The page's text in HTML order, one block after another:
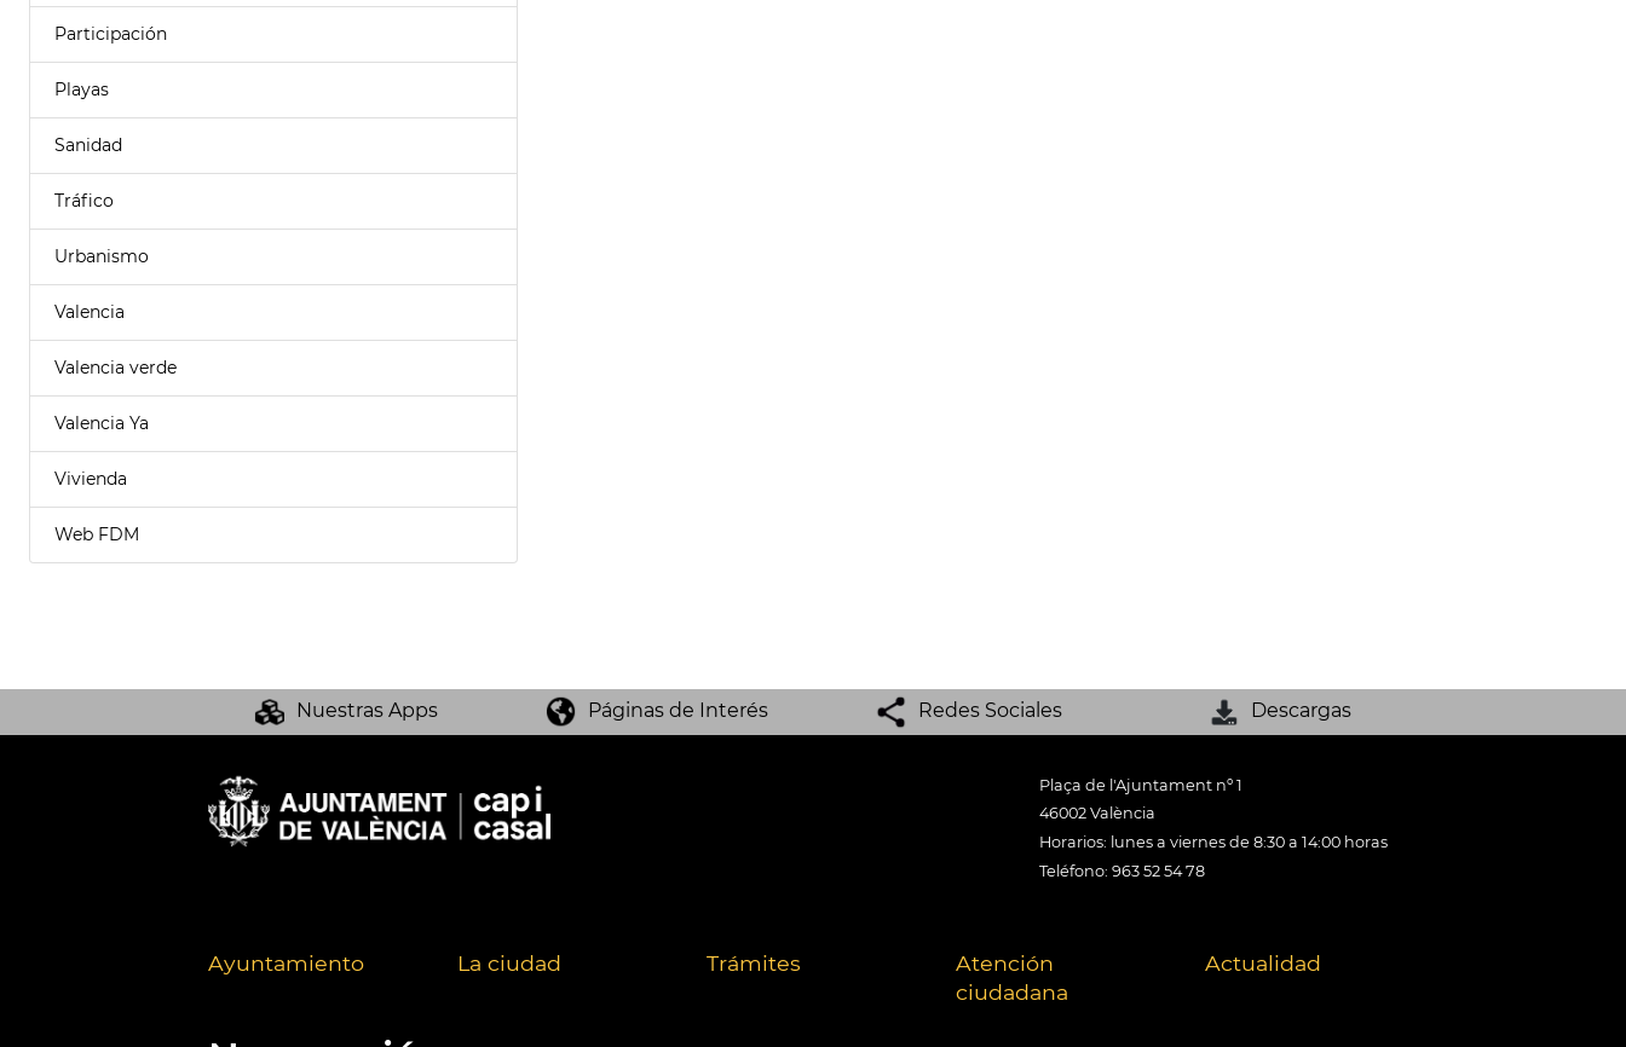
Participación
Playas
Sanidad
Tráfico
Urbanismo
Valencia
Valencia verde
Valencia Ya
Vivienda
Web FDM
Nuestras Apps Páginas de Interés Redes Sociales Descargas
Plaça de l'Ajuntament nº 1
46002 València
Horarios: lunes a viernes de 8:30 a 14:00 horas
Teléfono: 963 52 54 78
Ayuntamiento La ciudad Trámites
Atención
ciudadana
Actualidad